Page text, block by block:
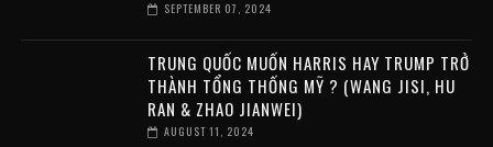
SEPTEMBER 07, 2024
TRUNG QUỐC MUỐN HARRIS HAY TRUMP TRỞ
THÀNH TỔNG THỐNG MỸ ? (WANG JISI, HU
RAN & ZHAO JIANWEI)
AUGUST 11, 2024